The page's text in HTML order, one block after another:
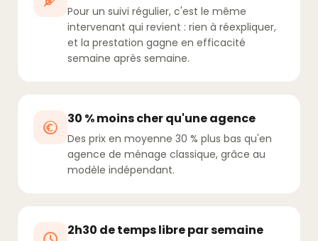
Pour un suivi régulier, c'est le même
intervenant qui revient : rien à réexpliquer,
et la prestation gagne en efficacité
semaine après semaine.
30 % moins cher qu'une agence
Des prix en moyenne 30 % plus bas qu'en
agence de ménage classique, grâce au
modèle indépendant.
2h30 de temps libre par semaine